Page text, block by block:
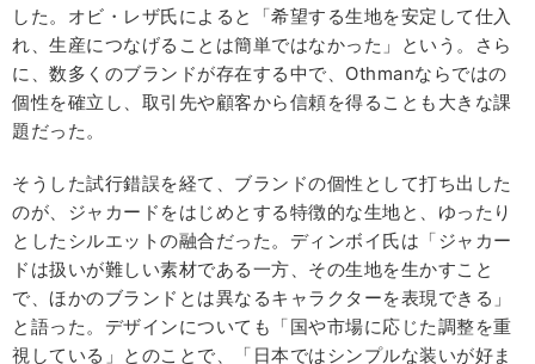
した。オビ・レザ氏によると「希望する生地を安定して仕入
れ、生産につなげることは簡単ではなかった」という。さら
に、数多くのブランドが存在する中で、Othmanならではの
個性を確立し、取引先や顧客から信頼を得ることも大きな課
題だった。
そうした試行錯誤を経て、ブランドの個性として打ち出した
のが、ジャカードをはじめとする特徴的な生地と、ゆったり
としたシルエットの融合だった。ディンボイ氏は「ジャカー
ドは扱いが難しい素材である一方、その生地を生かすこと
で、ほかのブランドとは異なるキャラクターを表現できる」
と語った。デザインについても「国や市場に応じた調整を重
視している」とのことで、「日本ではシンプルな装いが好ま